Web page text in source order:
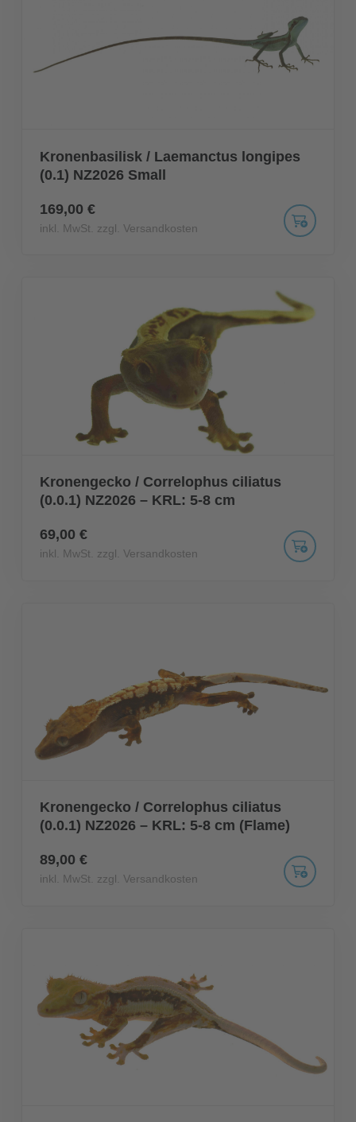
Kronenbasilisk / Laemanctus longipes
(0.1) NZ2026 Small
169,00 €
inkl. MwSt. zzgl. Versandkosten
Kronengecko / Correlophus ciliatus
(0.0.1) NZ2026 – KRL: 5-8 cm
69,00 €
inkl. MwSt. zzgl. Versandkosten
Kronengecko / Correlophus ciliatus
(0.0.1) NZ2026 – KRL: 5-8 cm (Flame)
89,00 €
inkl. MwSt. zzgl. Versandkosten